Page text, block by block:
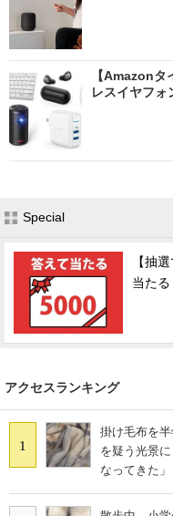
【Amazon
レスイヤフォ
Special
【抽
当た
アクセスランキング
1
掛け毛布を
を疑う光景
なってきた